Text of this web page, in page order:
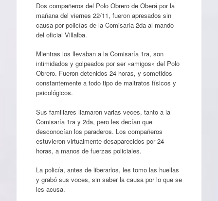
Dos compañeros del Polo Obrero de Oberá por la
mañana del viernes 22/11, fueron apresados sin
causa por policías de la Comisaría 2da al mando
del oficial Villalba.
Mientras los llevaban a la Comisaría 1ra, son
intimidados y golpeados por ser «amigos» del Polo
Obrero. Fueron detenidos 24 horas, y sometidos
constantemente a todo tipo de maltratos físicos y
psicológicos.
Sus familiares llamaron varias veces, tanto a la
Comisaría 1ra y 2da, pero les decían que
desconocían los paraderos. Los compañeros
estuvieron virtualmente desaparecidos por 24
horas, a manos de fuerzas policiales.
La policía, antes de liberarlos, les tomo las huellas
y grabó sus voces, sin saber la causa por lo que se
les acusa.